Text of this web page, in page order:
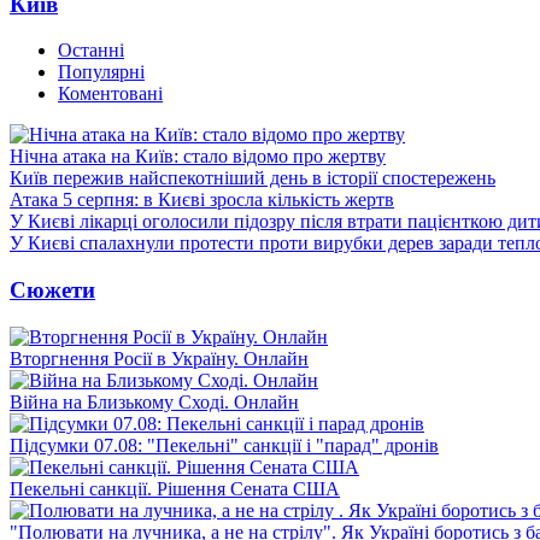
Останні
Популярні
Коментовані
Нічна атака на Київ: стало відомо про жертву
Київ пережив найспекотніший день в історії спостережень
Атака 5 серпня: в Києві зросла кількість жертв
У Києві лікарці оголосили підозру після втрати пацієнткою
У Києві спалахнули протести проти вирубки дерев заради
Сюжети
Вторгнення Росії в Україну. Онлайн
Війна на Близькому Сході. Онлайн
Підсумки 07.08: "Пекельні" санкції і "парад" дронів
Пекельні санкції. Рішення Сената США
"Полювати на лучника, а не на стрілу". Як Україні боротись з